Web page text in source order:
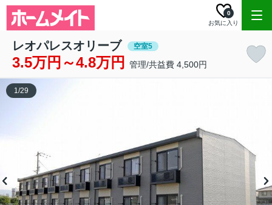
お気に入り
0
レオパレスオリーブ 空室5
3.5万円～4.8万円 管理/共益費 4,500円
1/29